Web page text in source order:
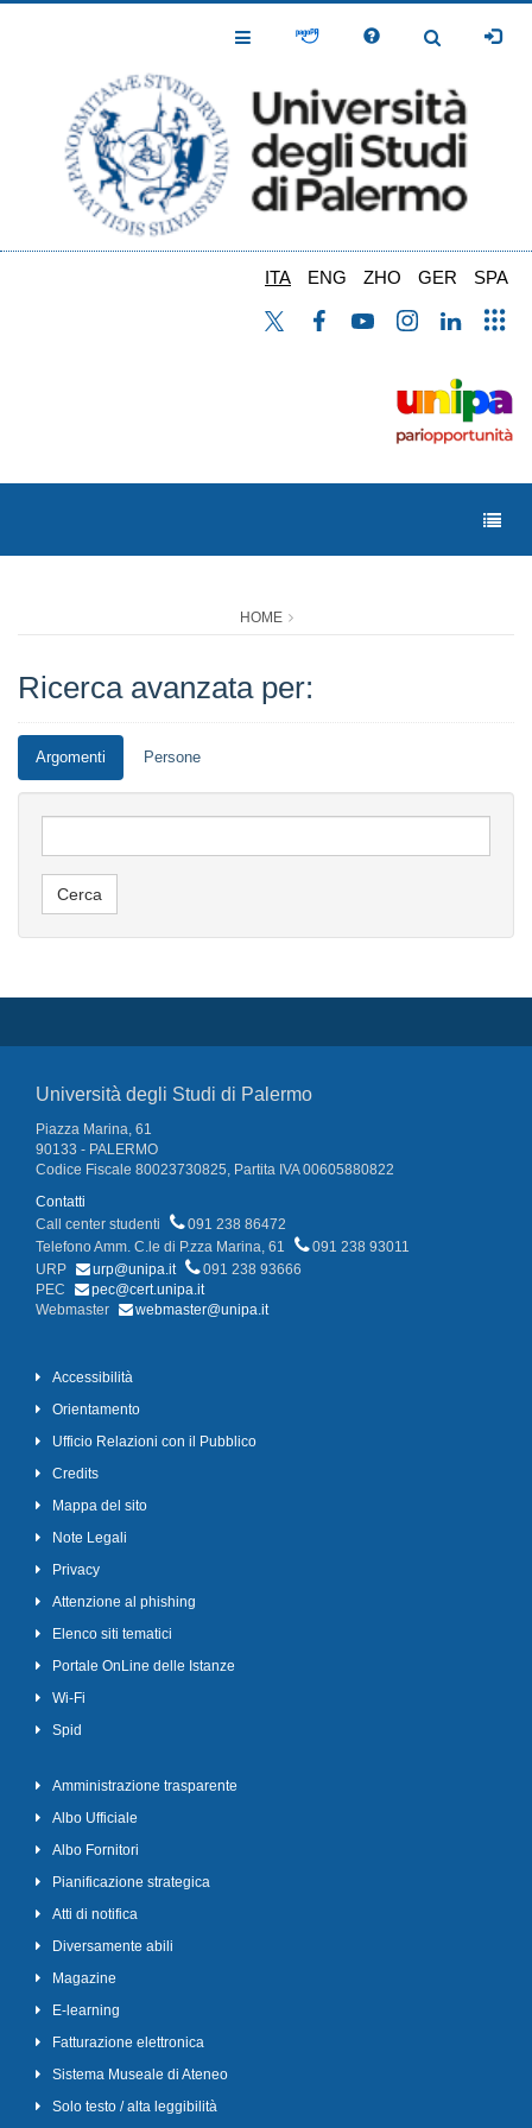
Toggle
Toggle
ITA ENG ZHO GER SPA
HOME
Ricerca avanzata per:
Argomenti Persone
Università degli Studi di Palermo
Piazza Marina, 61
90133 - PALERMO
Codice Fiscale 80023730825, Partita IVA 00605880822
Contatti
Call center studenti
091 238 86472
Telefono Amm. C.le di P.zza Marina, 61
091 238 93011
URP
urp@unipa.it
091 238 93666
PEC
pec@cert.unipa.it
Webmaster
webmaster@unipa.it
Accessibilità
Orientamento
Ufficio Relazioni con il Pubblico
Credits
Mappa del sito
Note Legali
Privacy
Attenzione al phishing
Elenco siti tematici
Portale OnLine delle Istanze
Wi-Fi
Spid
Amministrazione trasparente
Albo Ufficiale
Albo Fornitori
Pianificazione strategica
Atti di notifica
Diversamente abili
Magazine
E-learning
Fatturazione elettronica
Sistema Museale di Ateneo
Solo testo / alta leggibilità